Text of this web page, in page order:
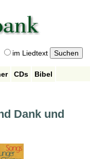
im Liedtext
CDs
Bibel
Dank und